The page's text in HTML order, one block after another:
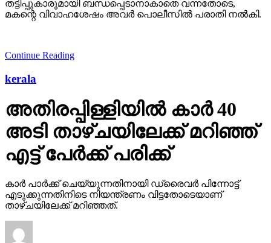
തട്ടിപ്പുകാരുമായി ബന്ധപ്പെടാനാകാതെ വന്നതോടെ,
മകന്റെ വിവാഹശേഷം അവര്‍ പൊലീസില്‍ പരാതി നല്‍കി.
Continue Reading
kerala
അതിരപ്പിള്ളിയില്‍ കാര്‍ 40
അടി താഴ്ചയിലേക്ക് മറിഞ്ഞ്
എട്ട് പേര്‍ക്ക് പരിക്ക്
കാര്‍ പാര്‍ക്ക് ചെയ്യുന്നതിനായി ഡ്രൈവര്‍ പിന്നോട്ട്
എടുക്കുന്നതിനിടെ നിയന്ത്രണം വിട്ടതോടെയാണ്
താഴ്ചയിലേക്ക് മറിഞ്ഞത്.